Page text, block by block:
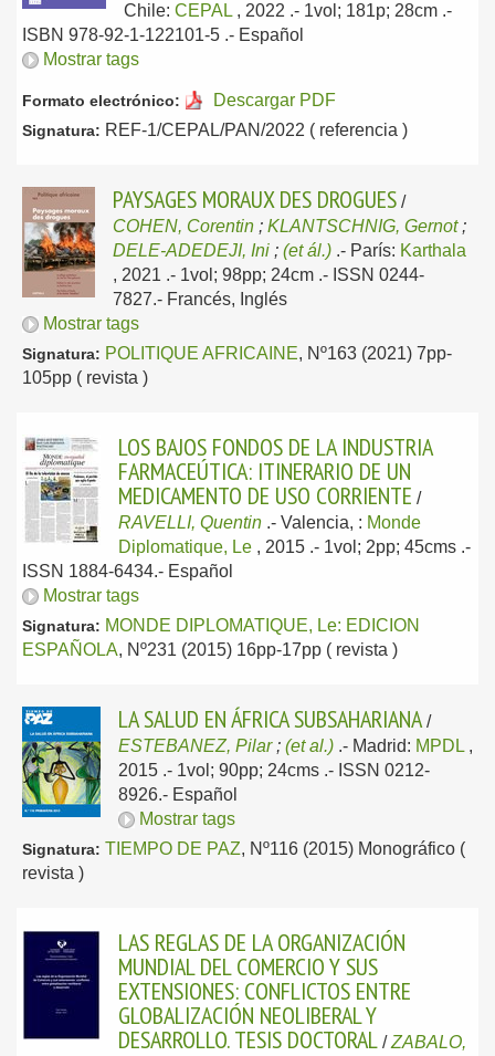
Chile: CEPAL , 2022 .- 1vol; 181p; 28cm .-
ISBN 978-92-1-122101-5 .- Español
Mostrar tags
Formato electrónico: Descargar PDF
Signatura: REF-1/CEPAL/PAN/2022 ( referencia )
PAYSAGES MORAUX DES DROGUES /
COHEN, Corentin ; KLANTSCHNIG, Gernot;
DELE-ADEDEJI, Ini ; (et ál.) .- París: Karthala
, 2021 .- 1vol; 98pp; 24cm .- ISSN 0244-
7827.- Francés, Inglés
Mostrar tags
Signatura: POLITIQUE AFRICAINE, Nº163 (2021) 7pp-
105pp ( revista )
LOS BAJOS FONDOS DE LA INDUSTRIA
FARMACEÚTICA: ITINERARIO DE UN
MEDICAMENTO DE USO CORRIENTE /
RAVELLI, Quentin .- Valencia, : Monde
Diplomatique, Le , 2015 .- 1vol; 2pp; 45cms .-
ISSN 1884-6434.- Español
Mostrar tags
Signatura: MONDE DIPLOMATIQUE, Le: EDICION
ESPAÑOLA, Nº231 (2015) 16pp-17pp ( revista )
LA SALUD EN ÁFRICA SUBSAHARIANA /
ESTEBANEZ, Pilar; (et al.) .- Madrid: MPDL ,
2015 .- 1vol; 90pp; 24cms .- ISSN 0212-
8926.- Español
Mostrar tags
Signatura: TIEMPO DE PAZ, Nº116 (2015) Monográfico (
revista )
LAS REGLAS DE LA ORGANIZACIÓN
MUNDIAL DEL COMERCIO Y SUS
EXTENSIONES: CONFLICTOS ENTRE
GLOBALIZACIÓN NEOLIBERAL Y
DESARROLLO. TESIS DOCTORAL /ZABALO,